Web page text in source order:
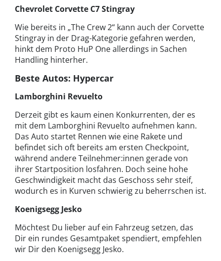
Chevrolet Corvette C7 Stingray
Wie bereits in „The Crew 2“ kann auch der Corvette
Stingray in der Drag-Kategorie gefahren werden,
hinkt dem Proto HuP One allerdings in Sachen
Handling hinterher.
Beste Autos: Hypercar
Lamborghini Revuelto
Derzeit gibt es kaum einen Konkurrenten, der es
mit dem Lamborghini Revuelto aufnehmen kann.
Das Auto startet Rennen wie eine Rakete und
befindet sich oft bereits am ersten Checkpoint,
während andere Teilnehmer:innen gerade von
ihrer Startposition losfahren. Doch seine hohe
Geschwindigkeit macht das Geschoss sehr steif,
wodurch es in Kurven schwierig zu beherrschen ist.
Koenigsegg Jesko
Möchtest Du lieber auf ein Fahrzeug setzen, das
Dir ein rundes Gesamtpaket spendiert, empfehlen
wir Dir den Koenigsegg Jesko.